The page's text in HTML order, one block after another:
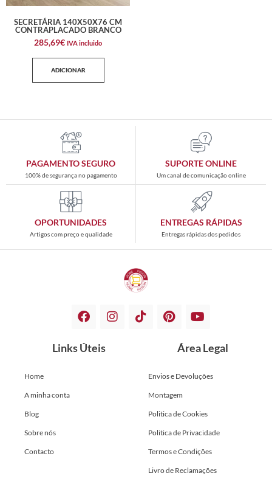
SECRETÁRIA 140X50X76 CM
CONTRAPLACADO BRANCO
285,69€ IVA incluido
ADICIONAR
PAGAMENTO SEGURO
100% de segurança no pagamento
SUPORTE ONLINE
Um canal de comunicação online
OPORTUNIDADES
Artigos com preço e qualidade
ENTREGAS RÁPIDAS
Entregas rápidas dos pedidos
Links Úteis
Home
A minha conta
Blog
Sobre nós
Contacto
Área Legal
Envios e Devoluções
Montagem
Politica de Cookies
Politica de Privacidade
Termos e Condições
Livro de Reclamações